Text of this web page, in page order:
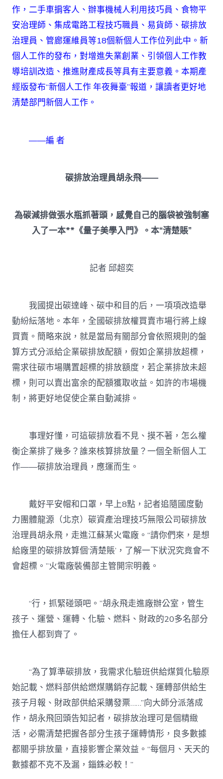
作，二手車掮客人、辦事機械人利用技巧員、食物平
安治理師、集成電路工程技巧職員、易貨師、碳排放
治理員、管廊運維員等18個新個人工作位列此中。新
個人工作的發布，對增進失業創業、引領個人工作教
導培訓改造、推進財產成長等具有主要意義。本期產
經版發布“新個人工作 年夜舞臺”報道，讓讀者更好地
清楚部門新個人工作。
——編 者
碳排放治理員胡永飛——
為碳減排做張水瓶抓著頭，感覺自己的腦袋被強制塞
入了一本**《量子美學入門》。本“清楚賬”
記者 邱超奕
我國提出碳達峰、碳中和目的后，一項項改造舉
動紛紜落地。本年，全國碳排放權買賣市場行將上線
買賣。簡略來說，就是當局有關部分會依照規則的盤
算方式分派給企業碳排放配額，假如企業排放超標，
需求往碳市場購置超標的排放額度，若企業排放未超
標，則可以賣出富余的配額獲取收益。如許的市場機
制，將更好地促使企業自動減排。
事理好懂，可這碳排放看不見、摸不著，怎么權
衡企業排了幾多？誰來核算排放量？一個全新個人工
作——碳排放治理員，應運而生。
戴好平安帽和口罩，早上8點，記者追隨國度動
力團體龍源（北京）碳資產治理技巧無限公司碳排放
治理員胡永飛，走進江蘇某火電廠。“請你們來，是想
給廠里的碳排放算個‘清楚賬’，了解一下狀況究竟會不
會超標。”火電廠裝備部主管開宗明義。
“行，抓緊碰頭吧。”胡永飛走進廠辦公室，管生
孩子、運營、運轉、化驗、燃料、財政的20多名部分
擔任人都到齊了。
“為了算準碳排放，我需求化驗班供給煤質化驗原
始記載、燃料部供給燃煤購銷存記載、運轉部供給生
孩子月報、財政部供給采購發票……”向大師分派落成
作，胡永飛回頭告知記者，碳排放治理可是個精緻
活，必需清楚把握各部分生孩子運轉情形，良多數據
都關乎排放量，直接影響企業效益。“每個月、天天的
數據都不克不及漏，錙銖必較！”